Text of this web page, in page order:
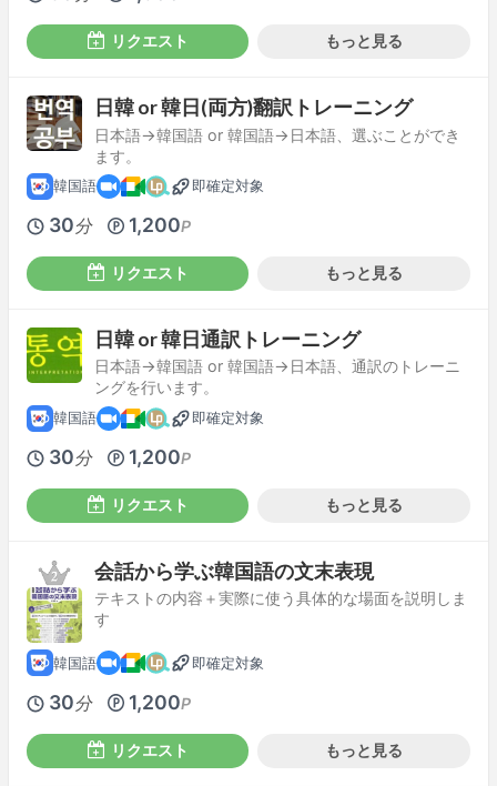
リクエスト もっと見る
日韓 or 韓日(両方)翻訳トレーニング
日本語→韓国語 or 韓国語→日本語、選ぶことができ
ます。
韓国語 即確定対象
30分 1,200P
リクエスト もっと見る
日韓 or 韓日通訳トレーニング
日本語→韓国語 or 韓国語→日本語、通訳のトレーニ
ングを行います。
韓国語 即確定対象
30分 1,200P
リクエスト もっと見る
会話から学ぶ韓国語の文末表現
テキストの内容＋実際に使う具体的な場面を説明しま
す
韓国語 即確定対象
30分 1,200P
リクエスト もっと見る